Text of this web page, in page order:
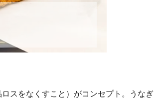
スをなくすこと）がコンセプト。うなぎ